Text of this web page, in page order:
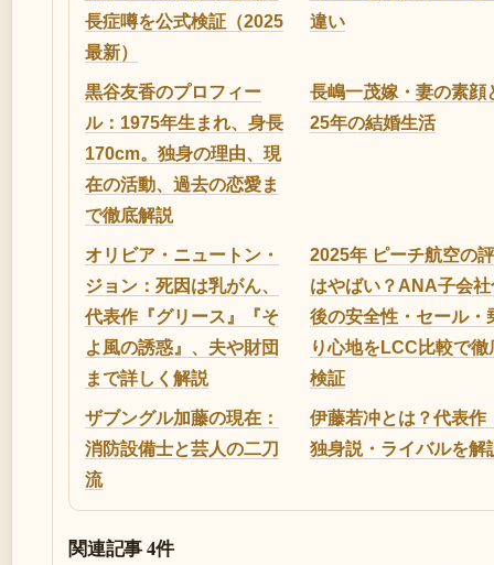
長症噂を公式検証（2025
最新）
違い
黒谷友香のプロフィー
ル：1975年生まれ、身長
170cm。独身の理由、現
在の活動、過去の恋愛ま
で徹底解説
長嶋一茂嫁・妻の素顔
25年の結婚生活
オリビア・ニュートン・
ジョン：死因は乳がん、
代表作『グリース』『そ
よ風の誘惑』、夫や財団
まで詳しく解説
2025年 ピーチ航空の
はやばい？ANA子会社
後の安全性・セール・
り心地をLCC比較で徹
検証
ザブングル加藤の現在：
消防設備士と芸人の二刀
流
伊藤若冲とは？代表作
独身説・ライバルを解
関連記事 4件